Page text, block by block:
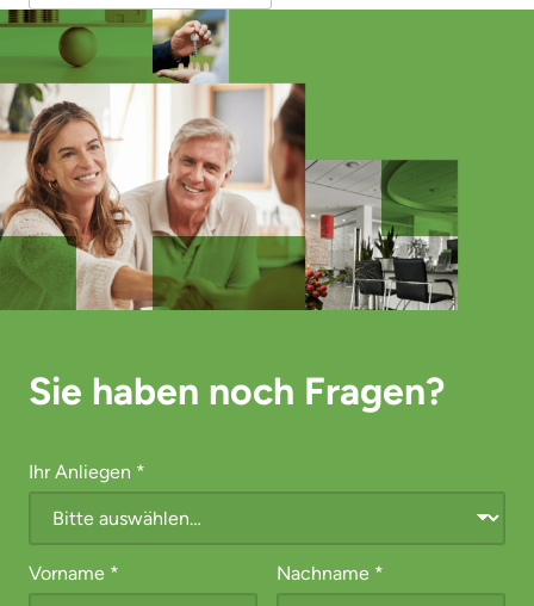
Sie haben noch Fragen?
Ihr Anliegen *
Vorname * Nachname *